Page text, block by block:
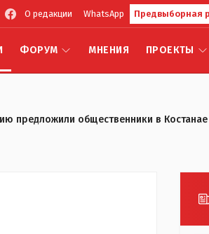
О редакции WhatsApp Предвыборная
ФОРУМ МНЕНИЯ ПРОЕКТЫ
предложили общественники в Костанае